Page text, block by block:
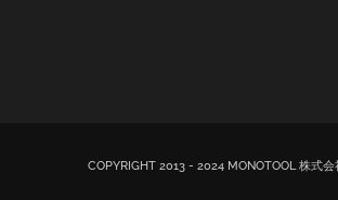
COPYRIGHT 2013 - 2024 MONOTOOL 株